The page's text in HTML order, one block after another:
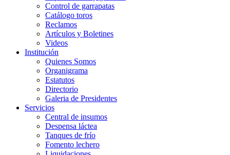
Control de garrapatas
Catálogo toros
Reclamos
Artículos y Boletines
Videos
Institución
Quienes Somos
Organigrama
Estatutos
Directorio
Galeria de Presidentes
Servicios
Central de insumos
Despensa láctea
Tanques de frío
Fomento lechero